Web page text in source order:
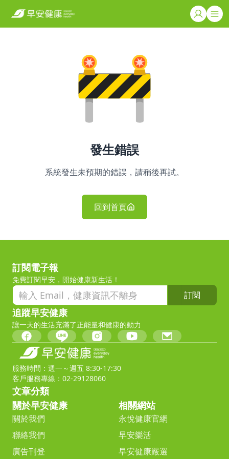
發生錯誤
系統發生未預期的錯誤，請稍後再試。
回到首頁
訂閱電子報
免費訂閱早安，開始健康新生活！
訂閱
追蹤早安健康
讓一天的生活充滿了正能量和健康的動力
服務時間：週一～週五 8:30-17:30
客戶服務專線：02-29128060
文章分類
關於早安健康
關於我們
聯絡我們
廣告刊登
相關網站
永悅健康官網
早安樂活
早安健康嚴選